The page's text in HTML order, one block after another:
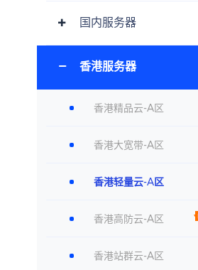
国内服务器
香港服务器
香港精品云-A区
香港大宽带-A区
香港轻量云-A区
香港高防云-A区
香港站群云-A区